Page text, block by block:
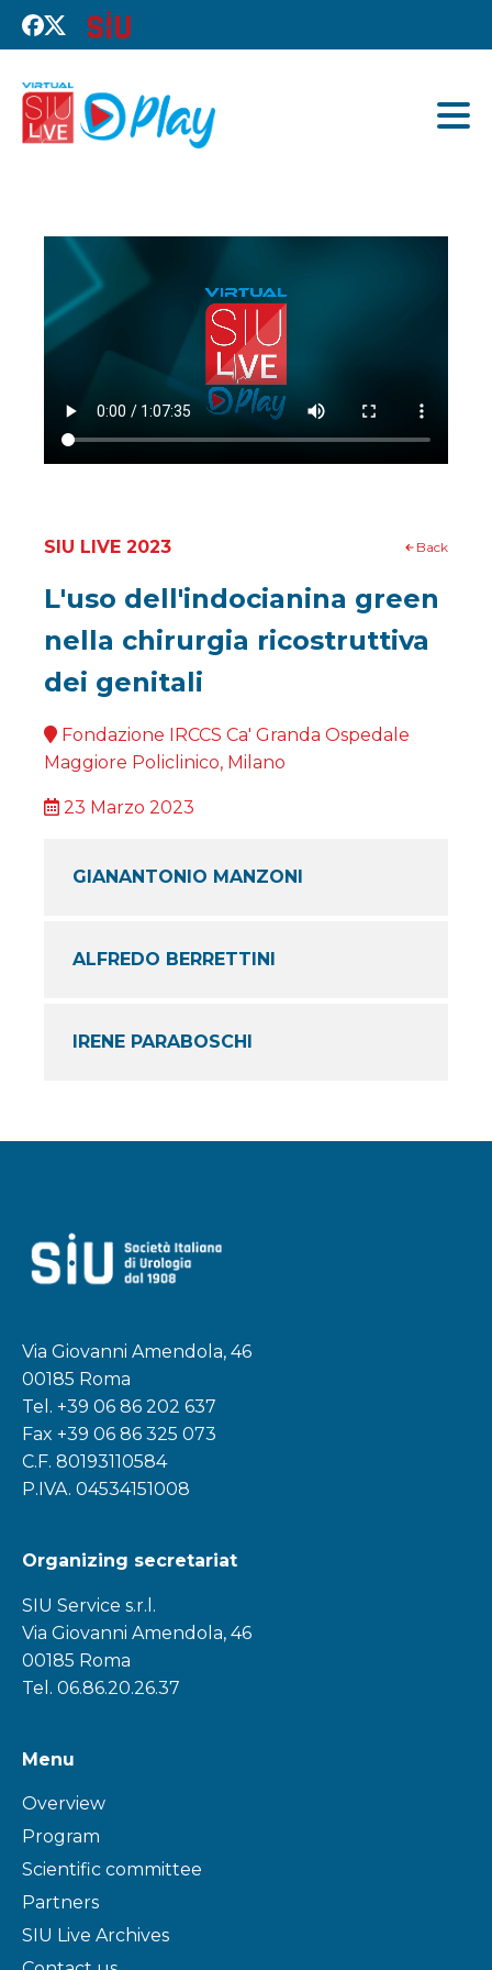
SIU LIVE 2023 Back
L'uso dell'indocianina green
nella chirurgia ricostruttiva
dei genitali
Fondazione IRCCS Ca' Granda Ospedale
Maggiore Policlinico, Milano
23 Marzo 2023
GIANANTONIO MANZONI
ALFREDO BERRETTINI
IRENE PARABOSCHI
Via Giovanni Amendola, 46
00185 Roma
Tel. +39 06 86 202 637
Fax +39 06 86 325 073
C.F. 80193110584
P.IVA. 04534151008
Organizing secretariat
SIU Service s.r.l.
Via Giovanni Amendola, 46
00185 Roma
Tel. 06.86.20.26.37
Menu
Overview
Program
Scientific committee
Partners
SIU Live Archives